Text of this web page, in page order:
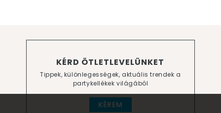
KÉRD ÖTLETLEVELÜNKET
Tippek, különlegességek, aktuális trendek a
partykellékek világából
KÉREM